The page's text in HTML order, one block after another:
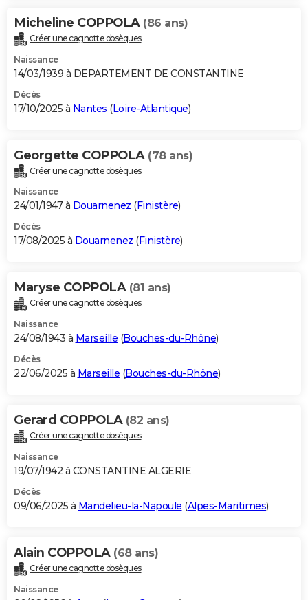
Micheline COPPOLA (86 ans)
Créer une cagnotte obsèques
Naissance
14/03/1939 à DEPARTEMENT DE CONSTANTINE
Décès
17/10/2025 à Nantes (Loire-Atlantique)
Georgette COPPOLA (78 ans)
Créer une cagnotte obsèques
Naissance
24/01/1947 à Douarnenez (Finistère)
Décès
17/08/2025 à Douarnenez (Finistère)
Maryse COPPOLA (81 ans)
Créer une cagnotte obsèques
Naissance
24/08/1943 à Marseille (Bouches-du-Rhône)
Décès
22/06/2025 à Marseille (Bouches-du-Rhône)
Gerard COPPOLA (82 ans)
Créer une cagnotte obsèques
Naissance
19/07/1942 à CONSTANTINE ALGERIE
Décès
09/06/2025 à Mandelieu-la-Napoule (Alpes-Maritimes)
Alain COPPOLA (68 ans)
Créer une cagnotte obsèques
Naissance